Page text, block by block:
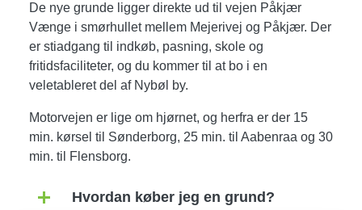
De nye grunde ligger direkte ud til vejen Påkjær
Vænge i smørhullet mellem Mejerivej og Påkjær. Der
er stiadgang til indkøb, pasning, skole og
fritidsfaciliteter, og du kommer til at bo i en
veletableret del af Nybøl by.
Motorvejen er lige om hjørnet, og herfra er der 15
min. kørsel til Sønderborg, 25 min. til Aabenraa og 30
min. til Flensborg.
Hvordan køber jeg en grund?